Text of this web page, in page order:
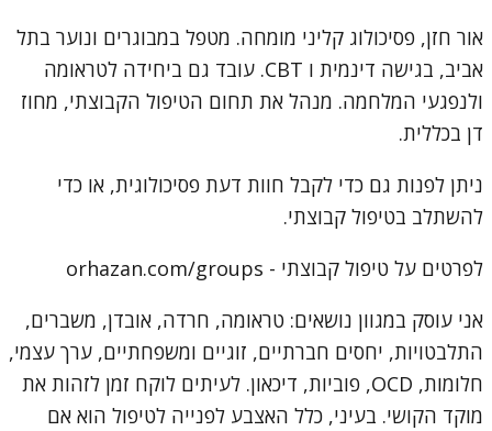
אור חזן, פסיכולוג קליני מומחה. מטפל במבוגרים ונוער בתל
אביב, בגישה דינמית ו CBT. עובד גם ביחידה לטראומה
ולנפגעי המלחמה. מנהל את תחום הטיפול הקבוצתי, מחוז
דן בכללית.
ניתן לפנות גם כדי לקבל חוות דעת פסיכולוגית, או כדי
להשתלב בטיפול קבוצתי.
לפרטים על טיפול קבוצתי - orhazan.com/groups
אני עוסק במגוון נושאים: טראומה, חרדה, אובדן, משברים,
התלבטויות, יחסים חברתיים, זוגיים ומשפחתיים, ערך עצמי,
חלומות, OCD, פוביות, דיכאון. לעיתים לוקח זמן לזהות את
מוקד הקושי. בעיני, כלל האצבע לפנייה לטיפול הוא אם